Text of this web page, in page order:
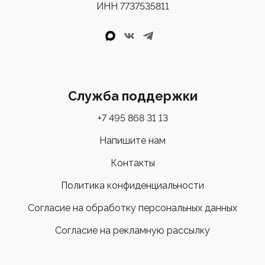
ИНН 7737535811
Служба поддержки
+7 495 868 31 13
Напишите нам
Контакты
Политика конфиденциальности
Согласие на обработку персональных данных
Согласие на рекламную рассылку